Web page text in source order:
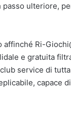
passo ulteriore,
affinché Ri-
e gratuita
service di
capace